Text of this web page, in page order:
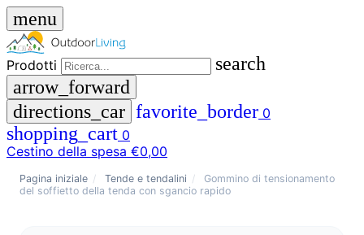
menu
Prodotti
search
arrow_forward
directions_car favorite_border 0
shopping_cart 0
Cestino della spesa €0,00
close
Pagina iniziale / Tende e tendalini /
Gommino di tensionamento
del soffietto della tenda con sgancio rapido